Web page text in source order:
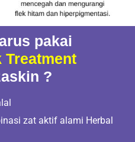
pakai
Treatment
?
zat aktif alami Herbal